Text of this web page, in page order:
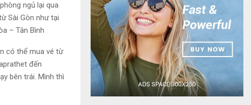
ngủ lại qua
Sài Gòn như tại
– Tân Bình
có thể mua vé từ
đến
bên trái. Mình thì